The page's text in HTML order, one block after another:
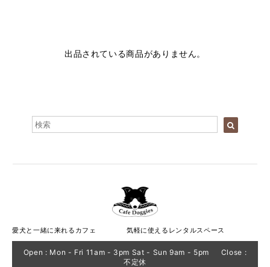
出品されている商品がありません。
愛犬と一緒に来れるカフェ 気軽に使えるレンタルスペース
Open : Mon - Fri 11am - 3pm Sat - Sun 9am - 5pm Close :
不定休